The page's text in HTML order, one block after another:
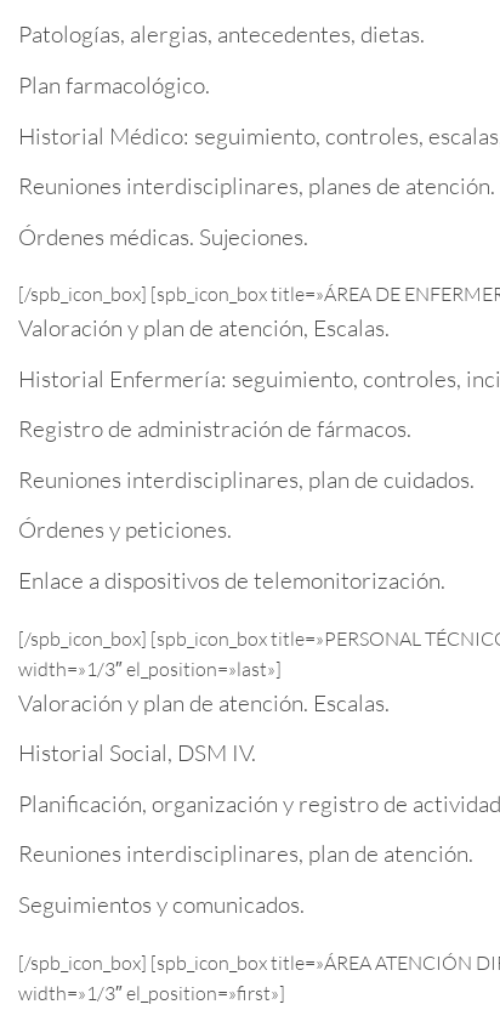
Patologías, alergias, antecedentes, dietas.
Plan farmacológico.
Historial Médico: seguimiento, controles,
Reuniones interdisciplinares, planes de atención.
Órdenes médicas. Sujeciones.
[/spb_icon_box] [spb_icon_box title=»ÁREA DE
Valoración y plan de atención, Escalas.
Historial Enfermería: seguimiento, controles,
Registro de administración de fármacos.
Reuniones interdisciplinares, plan de cuidados.
Órdenes y peticiones.
Enlace a dispositivos de telemonitorización.
[/spb_icon_box] [spb_icon_box title=»PERSONAL
width=»1/3″ el_position=»last»]
Valoración y plan de atención. Escalas.
Historial Social, DSM IV.
Planificación, organización y registro de
Reuniones interdisciplinares, plan de atención.
Seguimientos y comunicados.
[/spb_icon_box] [spb_icon_box title=»ÁREA ATENCIÓN
width=»1/3″ el_position=»first»]